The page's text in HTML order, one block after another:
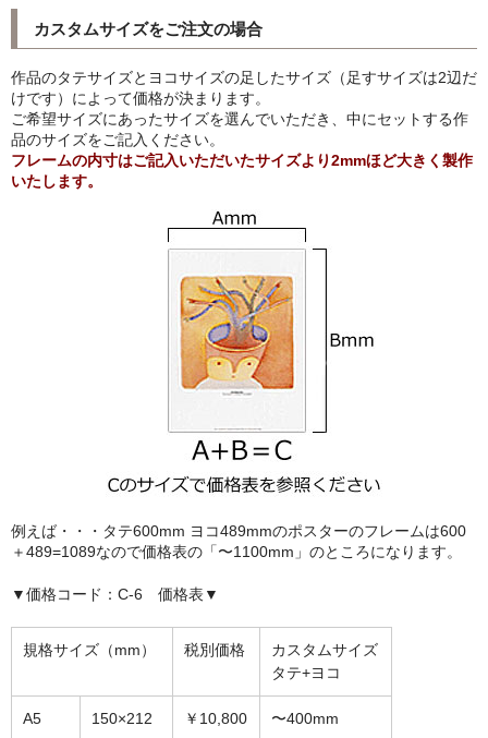
olivetti
猫・ねこ・ネコ
額装品
額装品一覧
アンリ・マティス額装
カッズミイダ×手塚治虫額装
スペイン製アートポスター額装
フランス製モノクロフォト額装
額縁の仕様
支払方法・送料・納期
よくあるご質問
カスタムサイズをご注文の場合
作品のタテサイズとヨコサイズの足したサイズ（足すサイズは2辺だ
けです）によって価格が決まります。
ご希望サイズにあったサイズを選んでいただき、中にセットする作
品のサイズをご記入ください。
フレームの内寸はご記入いただいたサイズより2mmほど大きく製作
いたします。
例えば・・・タテ600mm ヨコ489mmのポスターのフレームは600
＋489=1089なので価格表の「〜1100mm」のところになります。
▼価格コード：C-6 価格表▼
規格サイズ（mm） 税別価格
カスタムサイズ
タテ+ヨコ
A5 150×212 ￥10,800 〜400mm